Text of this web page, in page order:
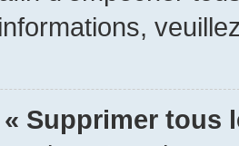
Supprimer tous